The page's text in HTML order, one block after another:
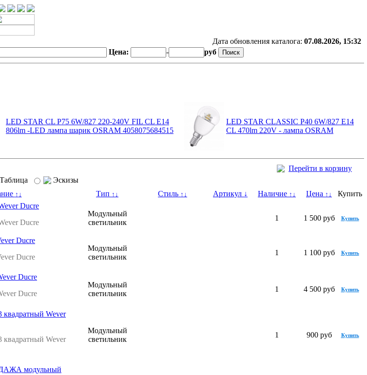
Дата обновления каталога: 07.08.2026, 15:32
Цена: - руб
LED STAR CL P75 6W/827 220-240V FIL CL E14
806lm -LED лампа шарик OSRAM 4058075684515
LED STAR CLASSIC P40 6W/827 E14
CL 470lm 220V - лампа OSRAM
Перейти в корзину
Таблица
Эскизы
↑ ↓ Тип ↑ ↓ Стиль ↑ ↓ Артикул ↓ Наличие ↑ ↓ Цена ↑ ↓
Купить
Ducre
Ducre
Модульный
светильник
1 1 500 руб Купить
Ducre
Ducre
Модульный
светильник
1 1 100 руб Купить
Ducre
Ducre
Модульный
светильник
1 4 500 руб Купить
Wever
Wever
Модульный
светильник
1 900 руб Купить
модульный